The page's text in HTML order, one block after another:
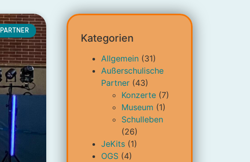
Kategorien
Allgemein(31)
Außerschulische
Partner(43)
Konzerte(7)
Museum (1)
Schulleben
(26)
JeKits(1)
OGS(4)